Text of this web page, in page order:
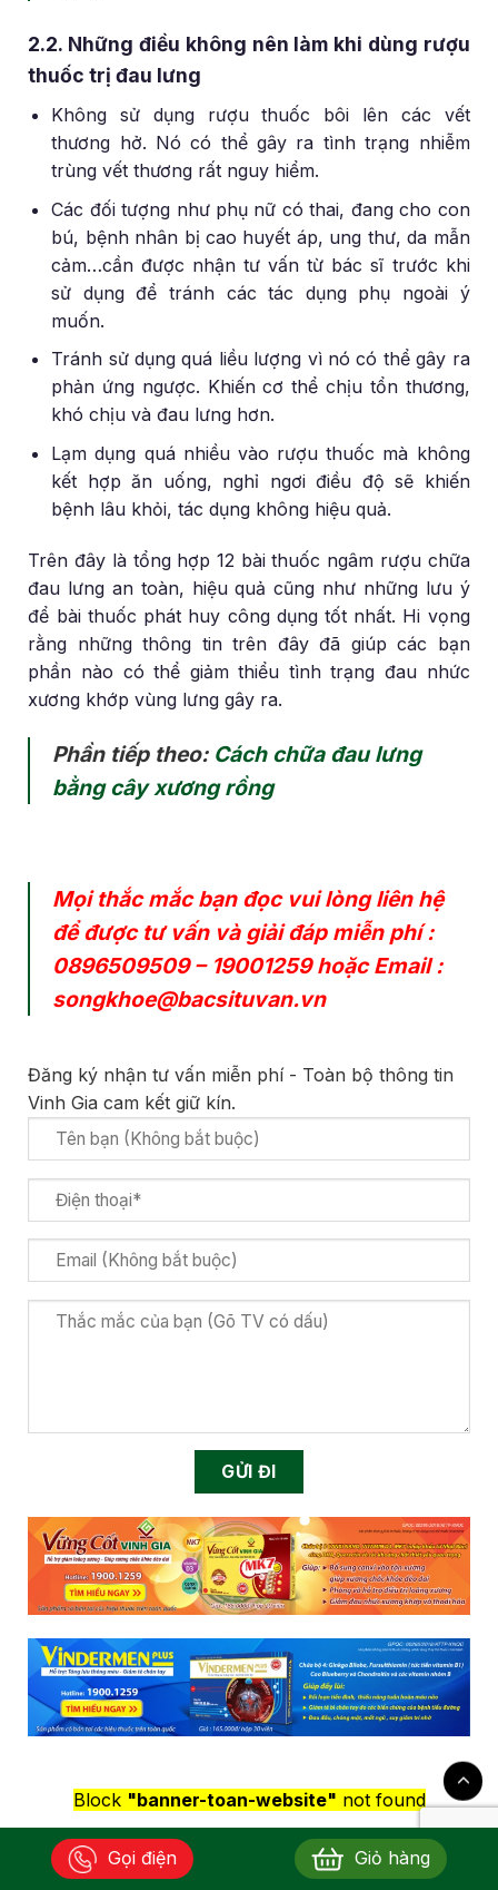
2.2. Những điều không nên làm khi dùng rượu
thuốc trị đau lưng
Không sử dụng rượu thuốc bôi lên các vết
thương hở. Nó có thể gây ra tình trạng nhiễm
trùng vết thương rất nguy hiểm.
Các đối tượng như phụ nữ có thai, đang cho con
bú, bệnh nhân bị cao huyết áp, ung thư, da mẫn
cảm…cần được nhận tư vấn từ bác sĩ trước khi
sử dụng để tránh các tác dụng phụ ngoài ý
muốn.
Tránh sử dụng quá liều lượng vì nó có thể gây ra
phản ứng ngược. Khiến cơ thể chịu tổn thương,
khó chịu và đau lưng hơn.
Lạm dụng quá nhiều vào rượu thuốc mà không
kết hợp ăn uống, nghỉ ngơi điều độ sẽ khiến
bệnh lâu khỏi, tác dụng không hiệu quả.
Trên đây là tổng hợp 12 bài thuốc ngâm rượu chữa
đau lưng an toàn, hiệu quả cũng như những lưu ý
để bài thuốc phát huy công dụng tốt nhất. Hi vọng
rằng những thông tin trên đây đã giúp các bạn
phần nào có thể giảm thiểu tình trạng đau nhức
xương khớp vùng lưng gây ra.
Phần tiếp theo: Cách chữa đau lưng
bằng cây xương rồng
Mọi thắc mắc bạn đọc vui lòng liên hệ
để được tư vấn và giải đáp miễn phí :
0896509509– 19001259hoặc Email :
songkhoe@bacsituvan.vn
Đăng ký nhận tư vấn miễn phí - Toàn bộ thông tin
Vinh Gia cam kết giữ kín.
Block "banner-toan-website" not found
Gọi điện Giỏ hàng